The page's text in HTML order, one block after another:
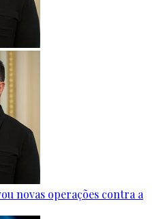
novas operações contra a